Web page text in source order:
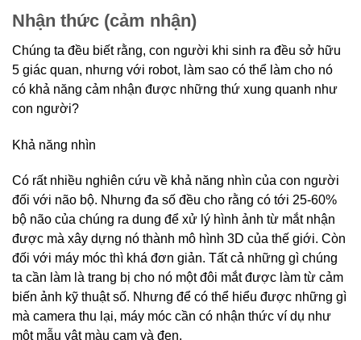
Nhận thức (cảm nhận)
Chúng ta đều biết rằng, con người khi sinh ra đều sở hữu
5 giác quan, nhưng với robot, làm sao có thể làm cho nó
có khả năng cảm nhận được những thứ xung quanh như
con người?
Khả năng nhìn
Có rất nhiều nghiên cứu về khả năng nhìn của con người
đối với não bộ. Nhưng đa số đều cho rằng có tới 25-60%
bộ não của chúng ra dung để xử lý hình ảnh từ mắt nhận
được mà xây dựng nó thành mô hình 3D của thế giới. Còn
đối với máy móc thì khá đơn giản. Tất cả những gì chúng
ta cần làm là trang bị cho nó một đôi mắt được làm từ cảm
biến ảnh kỹ thuật số. Nhưng để có thể hiểu được những gì
mà camera thu lại, máy móc cần có nhận thức ví dụ như
một mẫu vật màu cam và đen.